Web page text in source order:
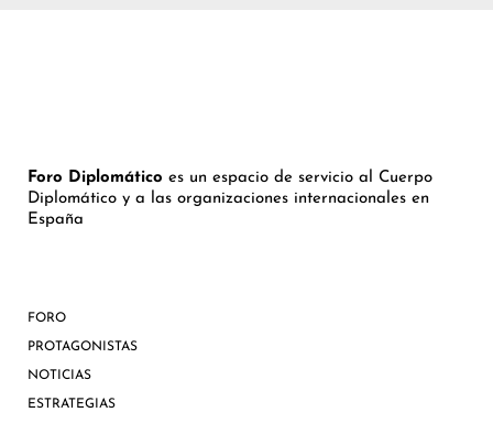
Foro Diplomático es un espacio de servicio al Cuerpo
Diplomático y a las organizaciones internacionales en
España
FORO
PROTAGONISTAS
NOTICIAS
ESTRATEGIAS